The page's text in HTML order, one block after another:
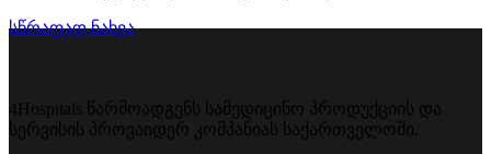
სწრაფად ნახვა
4Hospitals წარმოადგენს სამედიცინო პროდუქციის და
სერვისის პროვაიდერ კომპანიას საქართველოში.